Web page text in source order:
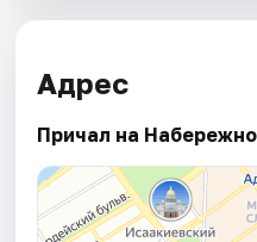
Адрес
Причал на